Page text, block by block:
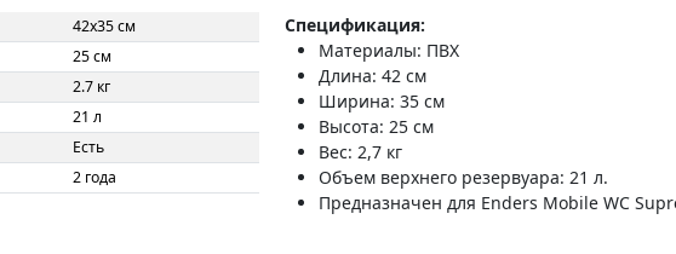
42x35 см
25 см
2.7 кг
21 л
Есть
2 года
Спецификация:
Материалы: ПВХ
Длина: 42 см
Ширина: 35 см
Высота: 25 см
Вес: 2,7 кг
Объем верхнего резервуара: 21 л.
Предназначен для Enders Mobile WC